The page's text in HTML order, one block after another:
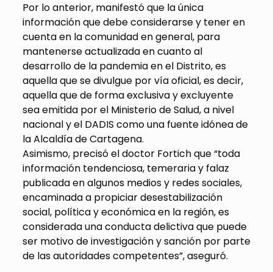
Por lo anterior, manifestó que la única
información que debe considerarse y tener en
cuenta en la comunidad en general, para
mantenerse actualizada en cuanto al
desarrollo de la pandemia en el Distrito, es
aquella que se divulgue por vía oficial, es decir,
aquella que de forma exclusiva y excluyente
sea emitida por el Ministerio de Salud, a nivel
nacional y el DADIS como una fuente idónea de
la Alcaldía de Cartagena.
Asimismo, precisó el doctor Fortich que “toda
información tendenciosa, temeraria y falaz
publicada en algunos medios y redes sociales,
encaminada a propiciar desestabilización
social, política y económica en la región, es
considerada una conducta delictiva que puede
ser motivo de investigación y sanción por parte
de las autoridades competentes”, aseguró.